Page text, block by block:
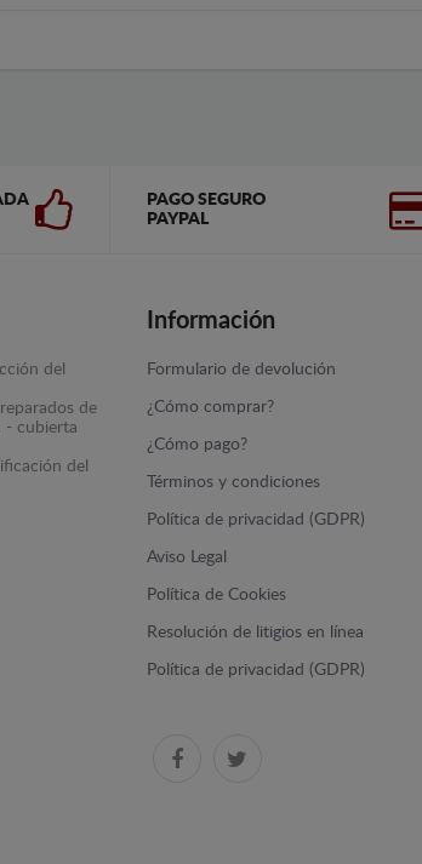
PAGO SEGURO
PAYPAL
del
de
- cubierta
del
Información
Formulario de devolución
¿Cómo comprar?
¿Cómo pago?
Términos y condiciones
Política de privacidad (GDPR)
Aviso Legal
Política de Cookies
Resolución de litigios en línea
Política de privacidad (GDPR)